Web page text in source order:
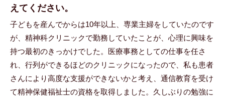
えてください。
子どもを産んでからは10年以上、専業主婦をしていたのです
が、精神科クリニックで勤務していたことが、心理に興味を
持つ最初のきっかけでした。医療事務としての仕事を任さ
れ、行列ができるほどのクリニックになったので、私も患者
さんにより高度な支援ができないかと考え、通信教育を受け
て精神保健福祉士の資格を取得しました。久しぶりの勉強に